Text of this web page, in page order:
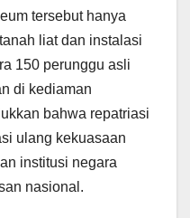
tersebut hanya
liat dan instalasi
150 perunggu asli
di kediaman
bahwa repatriasi
ulang kekuasaan
institusi negara
nasional.